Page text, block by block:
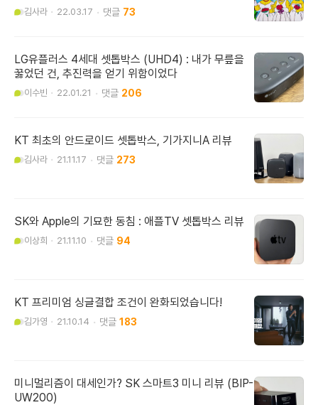
김사라 22.03.17 73
LG유플러스 4세대 셋톱박스 (UHD4) : 내가 무릎을
꿇었던 건, 추진력을 얻기 위함이었다
이수빈 22.01.21 206
KT 최초의 안드로이드 셋톱박스, 기가지니A 리뷰
김사라 21.11.17 273
SK와 Apple의 기묘한 동침 : 애플TV 셋톱박스 리뷰
이상희 21.11.10 94
KT 프리미엄 싱글결합 조건이 완화되었습니다!
김가영 21.10.14 183
미니멀리즘이 대세인가? SK 스마트3 미니 리뷰 (BIP-
UW200)